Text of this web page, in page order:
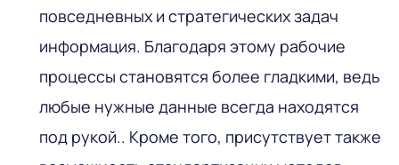
повседневных и стратегических задач
информация. Благодаря этому рабочие
процессы становятся более гладкими, ведь
любые нужные данные всегда находятся
под рукой.. Кроме того, присутствует также